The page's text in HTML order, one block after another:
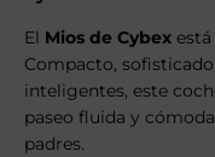
El Mios de Cybex
Compacto,
inteligentes, este
paseo fluida y
padres.